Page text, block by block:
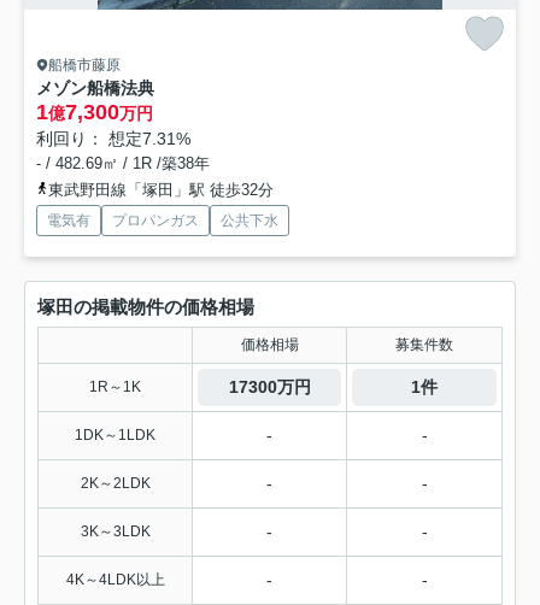
船橋市藤原
メゾン船橋法典
1億7,300万円
利回り： 想定7.31%
- / 482.69㎡ / 1R /築38年
東武野田線「塚田」駅 徒歩32分
電気有 プロパンガス 公共下水
塚田の掲載物件の価格相場
価格相場 募集件数
1R～1K 17300万円 1件
1DK～1LDK - -
2K～2LDK - -
3K～3LDK - -
4K～4LDK以上 - -